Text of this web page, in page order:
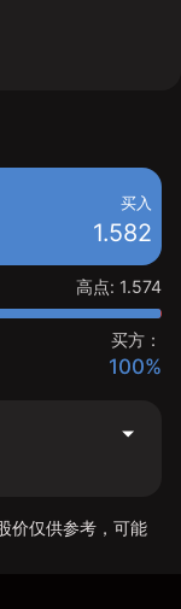
买入
1.582
高点: 1.574
买方：
100%
价仅供参考，可能